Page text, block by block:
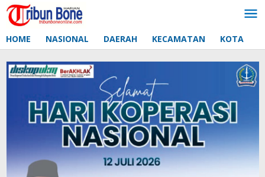
Lewati
ke
HOME NASIONAL DAERAH KECAMATAN KOTA